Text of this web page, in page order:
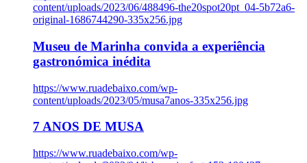
content/uploads/2023/06/488496-the20spot20pt_04-5b72a6-
original-1686744290-335x256.jpg
Museu de Marinha convida a experiência
gastronómica inédita
https://www.ruadebaixo.com/wp-
content/uploads/2023/05/musa7anos-335x256.jpg
7 ANOS DE MUSA
https://www.ruadebaixo.com/wp-